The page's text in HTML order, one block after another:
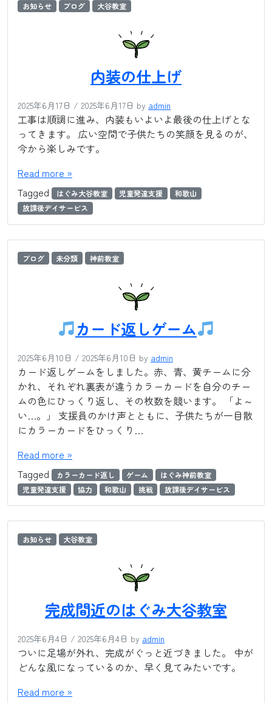
お知らせ ブログ 大谷教室
内装の仕上げ
2025年6月17日 / 2025年6月17日 by admin
工事は順調に進み、内装もいよいよ最後の仕上げとな
ってきます。 広い空間で子供たちの笑顔を見るのが、
今から楽しみです。
Read more »
Tagged
はぐみ大谷教室 児童発達支援
和歌山
放課後デイサービス
ブログ 未分類 神前教室
カード返しゲーム
2025年6月10日 / 2025年6月10日 by admin
カード返しゲームをしました。赤、青、黄チームに分
かれ、それぞれ裏表が違うカラーカードを自分のチー
ムの色にひっくり返し、その枚数を競います。 「よ～
い…。」 支援員のかけ声とともに、子供たちが一目散
にカラーカードをひっくり…
Read more »
Tagged
カラーカード返し ゲーム
はぐみ神前教室
児童発達支援
協力 和歌山 挑戦 放課後デイサービス
お知らせ 大谷教室
完成間近のはぐみ大谷教室
2025年6月4日 / 2025年6月4日 by admin
ついに足場が外れ、完成がぐっと近づきました。 中が
どんな風になっているのか、早く見てみたいです。
Read more »